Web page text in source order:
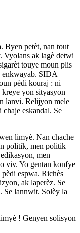
Byen petèt, nan tout
Vyolans ak lagè detwi
touye moun plis
enkwayab. SIDA
pèdi kouraj : ni
yon sityasyon
lanvi. Relijyon mele
eskandal. Se
limyè. Nan chache
politik, men politik
men
viv. Yo gentan konfye
espwa. Richès
ak laperèz. Se
Se lannwit. Solèy la
! Genyen solisyon